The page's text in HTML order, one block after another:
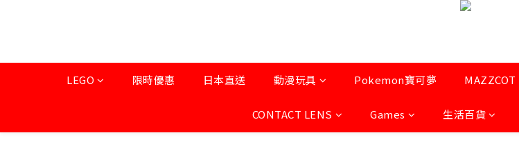
LEGO 限時優惠 日本直送 動漫玩具 Pokemon寶可夢 MAZZCOT
CONTACT LENS Games 生活百貨